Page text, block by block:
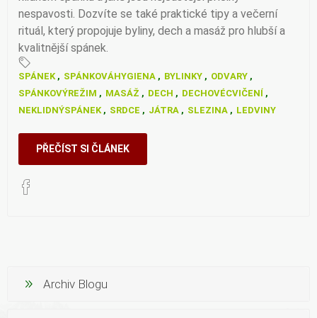
nespavosti. Dozvíte se také praktické tipy a večerní
rituál, který propojuje byliny, dech a masáž pro hlubší a
kvalitnější spánek.
SPÁNEK , SPÁNKOVÁHYGIENA , BYLINKY , ODVARY ,
SPÁNKOVÝREŽIM , MASÁŽ , DECH , DECHOVÉCVIČENÍ ,
NEKLIDNÝSPÁNEK , SRDCE , JÁTRA , SLEZINA , LEDVINY
PŘEČÍST SI ČLÁNEK
Archiv Blogu